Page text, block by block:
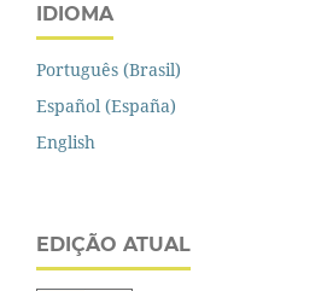
IDIOMA
Português (Brasil)
Español (España)
English
EDIÇÃO ATUAL